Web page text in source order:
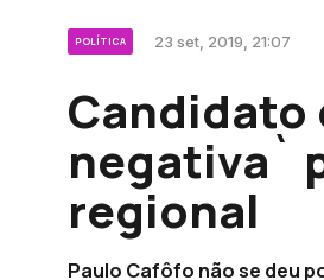
POLÍTICA 23 set, 2019, 21:07
Candidato
negativa`
regional
Paulo Cafôfo não se deu